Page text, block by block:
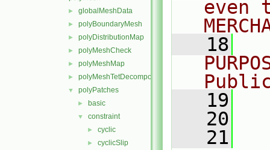
► globalMeshData
► polyBoundaryMesh
► polyDistributionMap
► polyMeshCheck
► polyMeshMap
► polyMeshTetDecomposition
▼ polyPatches
► basic
▼ constraint
► cyclic
► cyclicSlip
even
   18
   19
   20
   21